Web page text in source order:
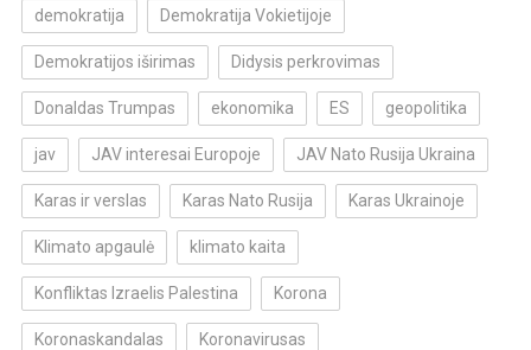
demokratija Demokratija Vokietijoje
Demokratijos iširimas Didysis perkrovimas
Donaldas Trumpas ekonomika ES geopolitika
jav JAV interesai Europoje JAV Nato Rusija Ukraina
Karas ir verslas Karas Nato Rusija Karas Ukrainoje
Klimato apgaulė klimato kaita
Konfliktas Izraelis Palestina Korona
Koronaskandalas Koronavirusas